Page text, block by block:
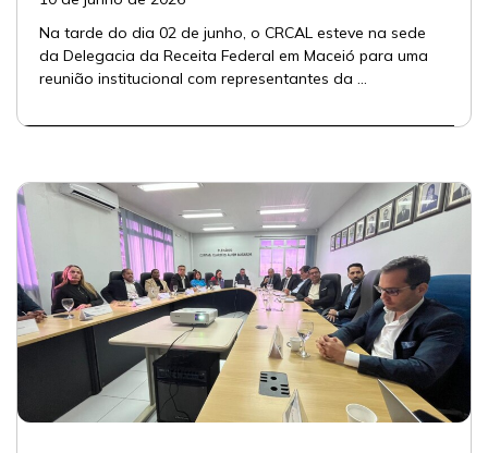
Na tarde do dia 02 de junho, o CRCAL esteve na sede
da Delegacia da Receita Federal em Maceió para uma
reunião institucional com representantes da ...